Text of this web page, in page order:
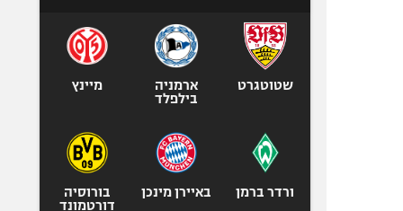
כדורעף
ג'ודו
ספורט אולימפי
שטוטגרט
ארמניה
בילפלד
מיינץ
ורדר ברמן באיירן מינכן
בורוסיה
דורטמונד